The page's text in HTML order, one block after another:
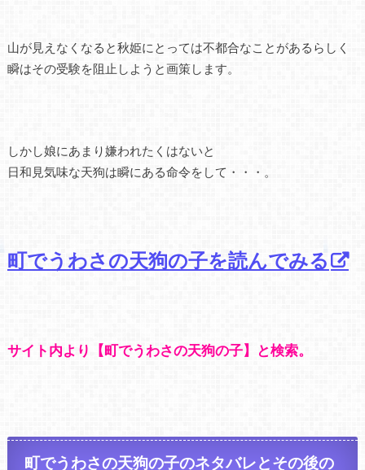
山が見えなくなると秋姫にとっては不都合なことがあるらしく
瞬はその受験を阻止しようと画策します。
しかし娘にあまり嫌われたくはないと
日和見気味な天狗は瞬にある命令をして・・・。
町でうわさの天狗の子を読んでみる
サイト内より【町でうわさの天狗の子】と検索。
町でうわさの天狗の子のネタバレとその後の